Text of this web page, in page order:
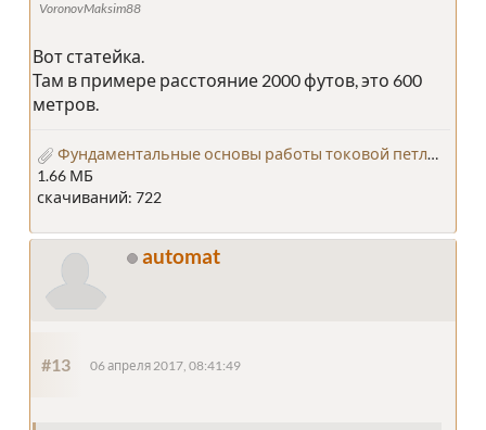
VoronovMaksim88
Вот статейка.
Там в примере расстояние 2000 футов, это 600
метров.
Фундаментальные основы работы токовой петли 4..20 мА.pdf
1.66 МБ
скачиваний: 722
automat
#13 06 апреля 2017, 08:41:49